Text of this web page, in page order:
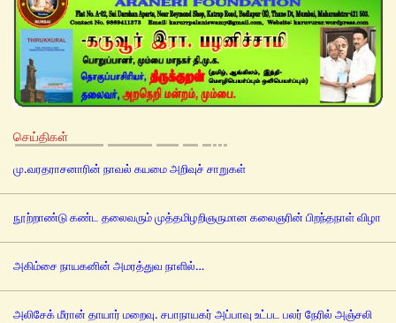
செய்திகள்
மு.வரதராசனாரின் நாவல் கயமை அறிவுச் சாறுகள்
நூற்றாண்டு கண்ட தலைவரும் முத்தமிழறிஞருமான கலைஞரின் பிறந்தநாள் விழா
அகிம்சை நாயகனின் அமரத்துவ நாளில்…
அலிசேக் மீரான் தாயார் மறைவு. சபாநாயகர் அப்பாவு உட்பட பலர் நேரில் அஞ்சலி